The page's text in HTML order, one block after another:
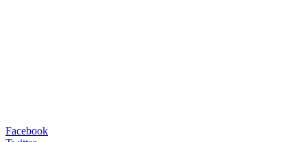
Facebook